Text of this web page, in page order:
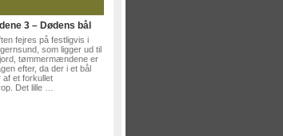
3 – Dødens bål
fejres på festligvis i
som ligger ud til
tømmermændene er
efter, da der i et bål
af et forkullet
Det lille …